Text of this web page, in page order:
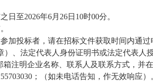
日至2026年6月 26日 10时00分。
加投标者，请在招标文件获取时间内通过
、法定代表人身份证明书或法定代表人
箱注明企业名称、联系人及联系方式，并
；（如未电话告知，作无效响应）